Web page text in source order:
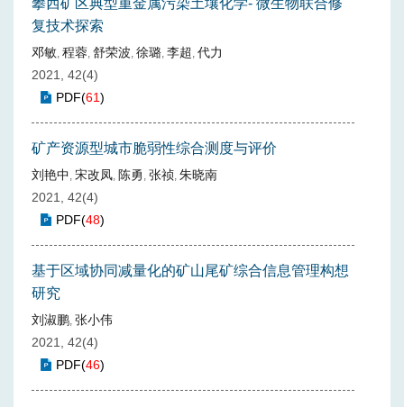
攀西矿区典型重金属污染土壤化学- 微生物联合修
复技术探索
邓敏, 程蓉, 舒荣波, 徐璐, 李超 , 代力
2021, 42(4)
PDF(61)
矿产资源型城市脆弱性综合测度与评价
刘艳中, 宋改凤, 陈勇, 张祯, 朱晓南
2021, 42(4)
PDF(48)
基于区域协同减量化的矿山尾矿综合信息管理构想
研究
刘淑鹏, 张小伟
2021, 42(4)
PDF(46)